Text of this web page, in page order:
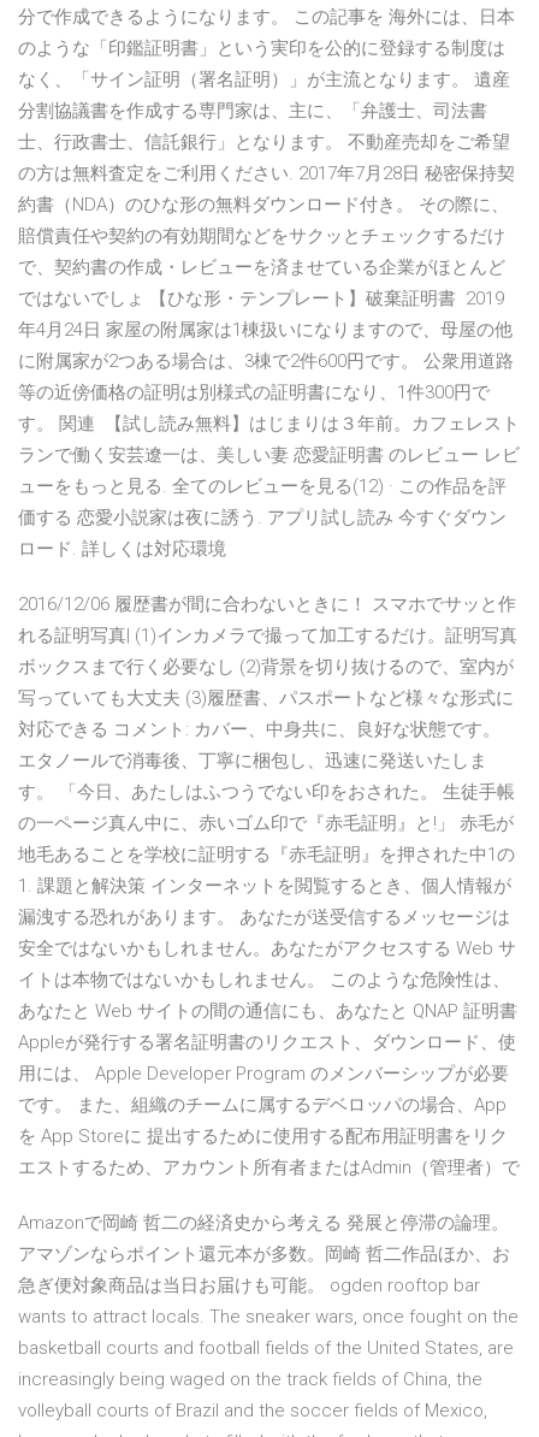
分で作成できるようになります。 この記事を 海外には、日本
のような「印鑑証明書」という実印を公的に登録する制度は
なく、「サイン証明（署名証明）」が主流となります。 遺産
分割協議書を作成する専門家は、主に、「弁護士、司法書
士、行政書士、信託銀行」となります。 不動産売却をご希望
の方は無料査定をご利用ください. 2017年7月28日 秘密保持契
約書（NDA）のひな形の無料ダウンロード付き。 その際に、
賠償責任や契約の有効期間などをサクッとチェックするだけ
で、契約書の作成・レビューを済ませている企業がほとんど
ではないでしょ 【ひな形・テンプレート】破棄証明書 2019
年4月24日 家屋の附属家は1棟扱いになりますので、母屋の他
に附属家が2つある場合は、3棟で2件600円です。 公衆用道路
等の近傍価格の証明は別様式の証明書になり、1件300円で
す。 関連 【試し読み無料】はじまりは３年前。カフェレスト
ランで働く安芸遼一は、美しい妻 恋愛証明書 のレビュー レビ
ューをもっと見る. 全てのレビューを見る(12) · この作品を評
価する 恋愛小説家は夜に誘う. アプリ試し読み 今すぐダウン
ロード. 詳しくは対応環境
2016/12/06 履歴書が間に合わないときに！ スマホでサッと作
れる証明写真| (1)インカメラで撮って加工するだけ。証明写真
ボックスまで行く必要なし (2)背景を切り抜けるので、室内が
写っていても大丈夫 (3)履歴書、パスポートなど様々な形式に
対応できる コメント: カバー、中身共に、良好な状態です。
エタノールで消毒後、丁寧に梱包し、迅速に発送いたしま
す。 「今日、あたしはふつうでない印をおされた。 生徒手帳
の一ページ真ん中に、赤いゴム印で『赤毛証明』と!」 赤毛が
地毛あることを学校に証明する『赤毛証明』を押された中1の
1. 課題と解決策 インターネットを閲覧するとき、個人情報が
漏洩する恐れがあります。 あなたが送受信するメッセージは
安全ではないかもしれません。あなたがアクセスする Web サ
イトは本物ではないかもしれません。 このような危険性は、
あなたと Web サイトの間の通信にも、あなたと QNAP 証明書
Appleが発行する署名証明書のリクエスト、ダウンロード、使
用には、 Apple Developer Program のメンバーシップが必要
です。 また、組織のチームに属するデベロッパの場合、App
を App Storeに 提出するために使用する配布用証明書をリク
エストするため、アカウント所有者またはAdmin（管理者）で
Amazonで岡崎 哲二の経済史から考える 発展と停滞の論理。
アマゾンならポイント還元本が多数。岡崎 哲二作品ほか、お
急ぎ便対象商品は当日お届けも可能。 ogden rooftop bar
wants to attract locals. The sneaker wars, once fought on the
basketball courts and football fields of the United States, are
increasingly being waged on the track fields of China, the
volleyball courts of Brazil and the soccer fields of Mexico,